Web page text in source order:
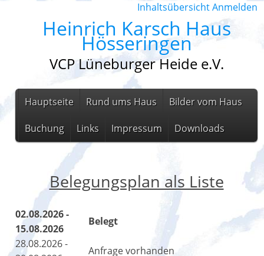
InhaltsübersichtAnmelden
Heinrich Karsch Haus
Hösseringen
VCP Lüneburger Heide e.V.
Hauptseite Rund ums Haus Bilder vom Haus
Buchung Links Impressum Downloads
Belegungsplan als Liste
02.08.2026 -
15.08.2026
Belegt
28.08.2026 -
Anfrage vorhanden